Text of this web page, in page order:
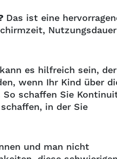
Das ist eine
Nutzungsdauer
es hilfreich sein, der
wenn Ihr Kind über
schaffen Sie
in der Sie
und man nicht